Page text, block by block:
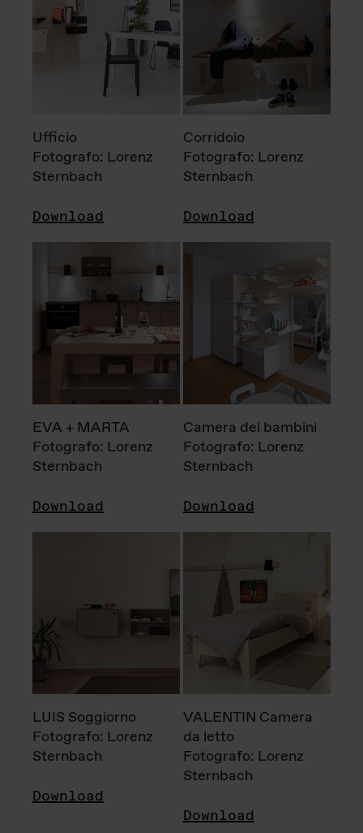
Ufficio
Fotografo: Lorenz
Sternbach
Download
Corridoio
Fotografo: Lorenz
Sternbach
Download
EVA + MARTA
Fotografo: Lorenz
Sternbach
Download
Camera dei bambini
Fotografo: Lorenz
Sternbach
Download
LUIS Soggiorno
Fotografo: Lorenz
Sternbach
Download
VALENTIN Camera
da letto
Fotografo: Lorenz
Sternbach
Download